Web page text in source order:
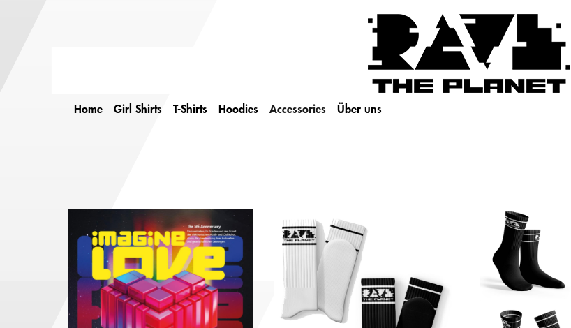
Home Girl Shirts T-Shirts Hoodies Accessories Über uns